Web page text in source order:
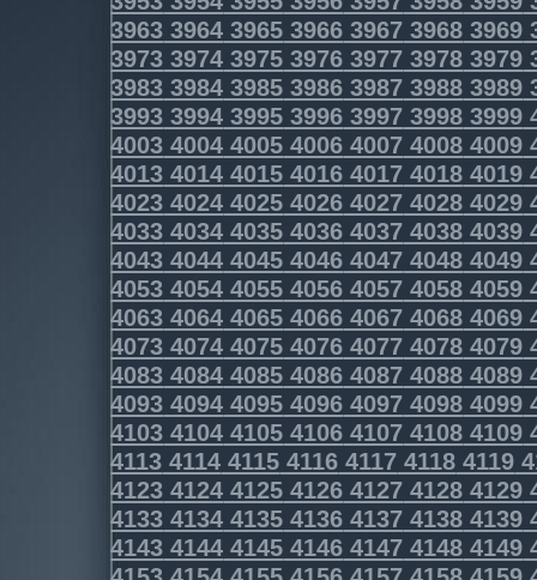
3963 3964 3965 3966 3967 3968 3969
3973 3974 3975 3976 3977 3978 3979
3983 3984 3985 3986 3987 3988 3989
3993 3994 3995 3996 3997 3998 3999
4003 4004 4005 4006 4007 4008 4009
4013 4014 4015 4016 4017 4018 4019
4023 4024 4025 4026 4027 4028 4029
4033 4034 4035 4036 4037 4038 4039
4043 4044 4045 4046 4047 4048 4049
4053 4054 4055 4056 4057 4058 4059
4063 4064 4065 4066 4067 4068 4069
4073 4074 4075 4076 4077 4078 4079
4083 4084 4085 4086 4087 4088 4089
4093 4094 4095 4096 4097 4098 4099
4103 4104 4105 4106 4107 4108 4109
4113 4114 4115 4116 4117 4118 4119
4123 4124 4125 4126 4127 4128 4129
4133 4134 4135 4136 4137 4138 4139
4143 4144 4145 4146 4147 4148 4149